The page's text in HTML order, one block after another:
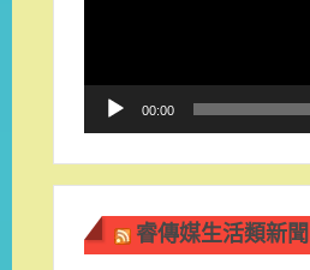
00:00
睿傳媒生活類新聞